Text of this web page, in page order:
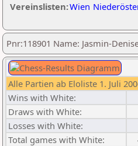
Vereinslisten:Wien
Pnr:118901 Name: Jasmin-
Alle Partien ab Eloliste 1. Juli
Wins with White:
Draws with White:
Losses with White:
Total games with White: